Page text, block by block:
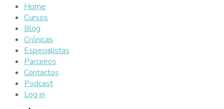
Home
Cursos
Blog
Crónicas
Especialistas
Parceiros
Contactos
Podcast
Log in